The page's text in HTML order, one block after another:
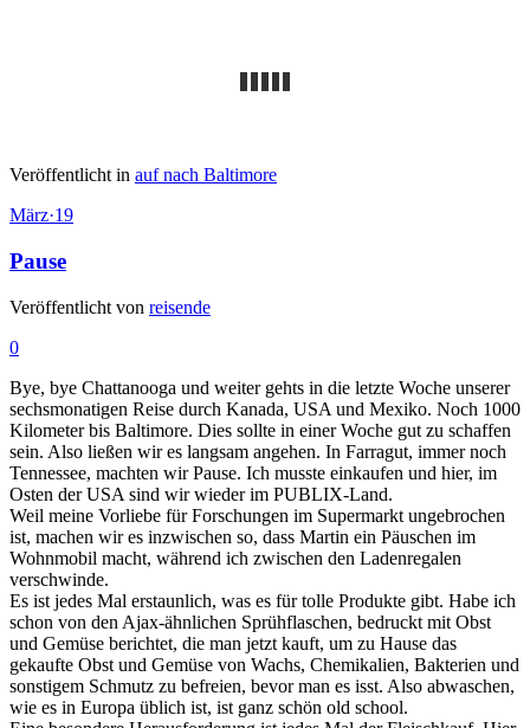
Veröffentlicht in auf nach Baltimore
März·19
Pause
Veröffentlicht von reisende
0
Bye, bye Chattanooga und weiter gehts in die letzte Woche unserer
sechsmonatigen Reise durch Kanada, USA und Mexiko. Noch 1000
Kilometer bis Baltimore. Dies sollte in einer Woche gut zu schaffen
sein. Also ließen wir es langsam angehen. In Farragut, immer noch
Tennessee, machten wir Pause. Ich musste einkaufen und hier, im
Osten der USA sind wir wieder im PUBLIX-Land.
Weil meine Vorliebe für Forschungen im Supermarkt ungebrochen
ist, machen wir es inzwischen so, dass Martin ein Päuschen im
Wohnmobil macht, während ich zwischen den Ladenregalen
verschwinde.
Es ist jedes Mal erstaunlich, was es für tolle Produkte gibt. Habe ich
schon von den Ajax-ähnlichen Sprühflaschen, bedruckt mit Obst
und Gemüse berichtet, die man jetzt kauft, um zu Hause das
gekaufte Obst und Gemüse von Wachs, Chemikalien, Bakterien und
sonstigem Schmutz zu befreien, bevor man es isst. Also abwaschen,
wie es in Europa üblich ist, ist ganz schön old school.